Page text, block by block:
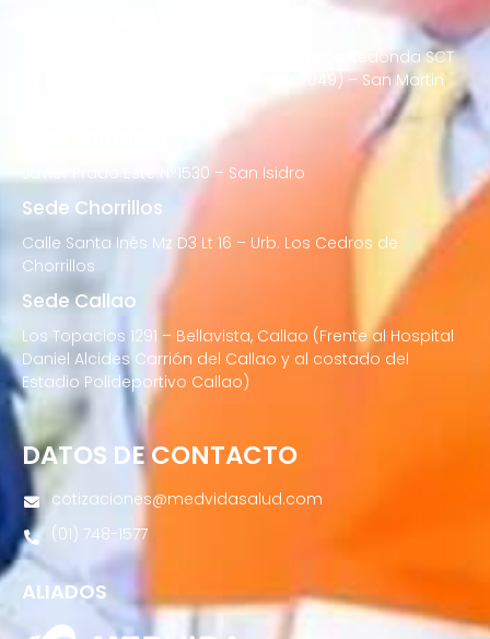
Av. Francisco Bolognesi Nro. 101 Urb. Mesa Redonda SCT
02 (Esquina con Av. Gerardo Unger 7049) – San Martin
Javier Prado Este N°1530 – San Isidro
Sede Chorrillos
Calle Santa Inés Mz D3 Lt 16 – Urb. Los Cedros de
Chorrillos
Sede Callao
Los Topacios 1291 – Bellavista, Callao (Frente al Hospital
Daniel Alcides Carrión del Callao y al costado del
Estadio Polideportivo Callao)
DATOS DE CONTACTO
cotizaciones@medvidasalud.com
(01) 748-1577
ALIADOS